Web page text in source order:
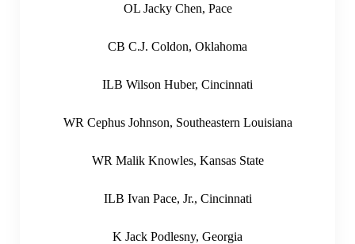
OL Jacky Chen, Pace
CB C.J. Coldon, Oklahoma
ILB Wilson Huber, Cincinnati
WR Cephus Johnson, Southeastern Louisiana
WR Malik Knowles, Kansas State
ILB Ivan Pace, Jr., Cincinnati
K Jack Podlesny, Georgia